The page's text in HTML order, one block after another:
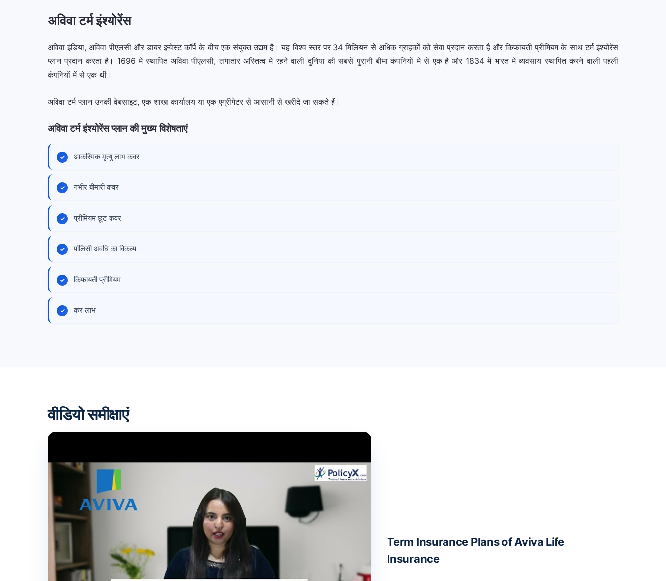
अविवा टर्म इंश्योरेंस
अविवा इंडिया, अविवा पीएलसी और डाबर इन्वेस्ट कॉर्प के बीच एक संयुक्त उद्यम है। यह विश्व स्तर पर 34 मिलियन से अधिक ग्राहकों को सेवा प्रदान करता है और किफायती प्रीमियम के साथ टर्म इंश्योरेंस
प्लान प्रदान करता है। 1696 में स्थापित अविवा पीएलसी, लगातार अस्तित्व में रहने वाली दुनिया की सबसे पुरानी बीमा कंपनियों में से एक है और 1834 में भारत में व्यवसाय स्थापित करने वाली पहली
कंपनियों में से एक थी।
अविवा टर्म प्लान उनकी वेबसाइट, एक शाखा कार्यालय या एक एग्रीगेटर से आसानी से खरीदे जा सकते हैं।
अविवा टर्म इंश्योरेंस प्लान की मुख्य विशेषताएं
आकस्मिक मृत्यु लाभ कवर
गंभीर बीमारी कवर
प्रीमियम छूट कवर
पॉलिसी अवधि का विकल्प
किफायती प्रीमियम
कर लाभ
वीडियो समीक्षाएं
Term Insurance Plans of Aviva Life
Insurance